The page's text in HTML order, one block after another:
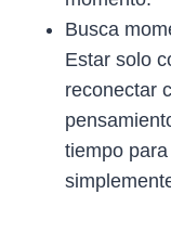
Busca
Estar solo
reconectar
tiempo